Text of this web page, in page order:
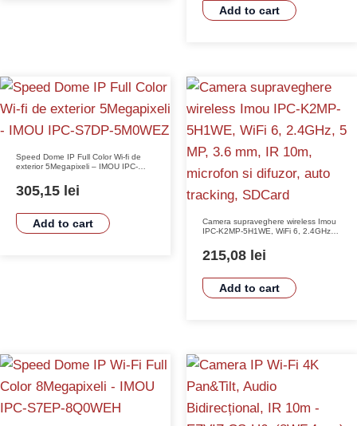
Add to cart
Speed Dome IP Full Color Wi-fi de
exterior 5Megapixeli – IMOU IPC-
305,15 lei
Add to cart
Camera supraveghere wireless Imou
IPC-K2MP-5H1WE, WiFi 6, 2.4GHz, 5
difuzor, auto tracking, SDCard
215,08 lei
Add to cart